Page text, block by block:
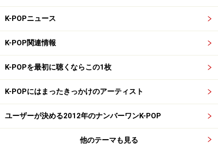
TWICEの歴史
2015年10月20日、1stミニアルバム『THE STORY
BEGINS』でデビュー。活動曲は『Like OOH-AHH』（活
動曲とは、シングル曲のように、アルバムのプロモーシ
ョンとしてTVなどで披露される曲のこと）。
大ブレイクのきっかけとなったのは、翌2016年4月25日
にリリースした2ndミニアルバム「PAGE TWO」の活動
K-POPニュース
K-POP関連情報
K-POPを最初に聴くならこの1枚
K-POPにはまったきっかけのアーティスト
ユーザーが決める2012年のナンバーワンK-POP
他のテーマも見る